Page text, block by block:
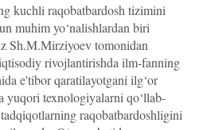
kuchli raqobatbardosh tizimini
muhim yo‘nalishlardan biri
Sh.M.Mirziyoev tomonidan
rivojlantirishda ilm-fanning
e'tibor qaratilayotgani ilg‘or
yuqori texnologiyalarni qo‘llab-
raqobatbardoshligini